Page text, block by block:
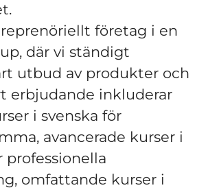
företag i en
där vi ständigt
utbud av produkter och
erbjudande inkluderar
i svenska för
avancerade kurser i
professionella
omfattande kurser i